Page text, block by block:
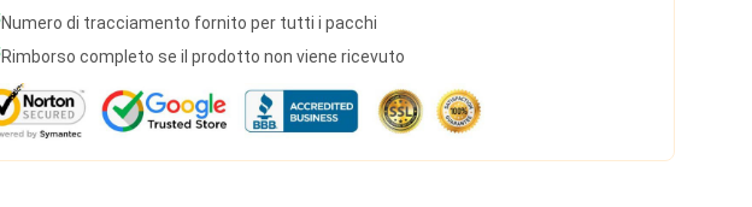
Numero di tracciamento fornito per tutti i pacchi
Rimborso completo se il prodotto non viene ricevuto